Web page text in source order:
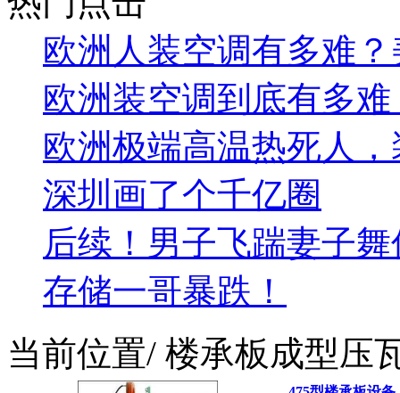
欧洲人装空调有多难？
欧洲装空调到底有多
欧洲极端高温热死人
深圳画了个千亿圈
后续！男子飞踹妻子
存储一哥暴跌！
当前位置/ 楼承板成型压